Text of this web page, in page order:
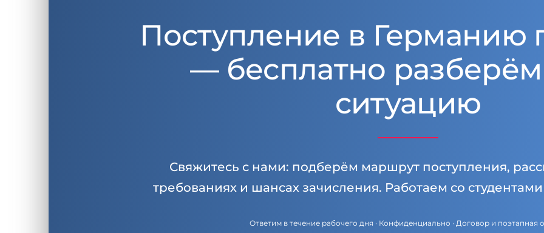
Поступление в Германию
— бесплатно
ситуацию
Свяжитесь с нами: подберём маршрут поступления,
требованиях и шансах зачисления. Работаем со
Ответим в течение рабочего дня · Конфиденциально · Договор и поэтапная